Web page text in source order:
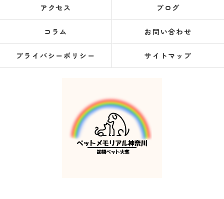
アクセス ブログ
コラム お問い合わせ
プライバシーポリシー サイトマップ